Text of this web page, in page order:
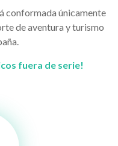
conformada únicamente
de aventura y turismo
fuera de serie!